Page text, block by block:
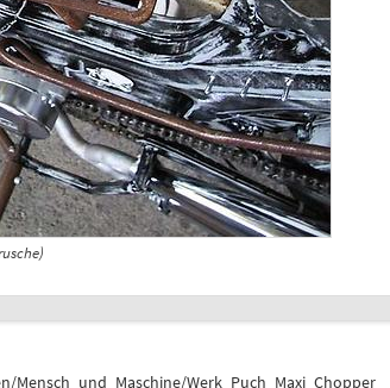
Werk_Puch_Maxi_Chopper